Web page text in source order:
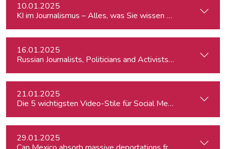
10.01.2025
KI im Journalismus – Alles, was Sie wissen müssen
16.01.2025
Russian Journalists, Politicians and Activists in Europe:
21.01.2025
Die 5 wichtigsten Video-Stile für Social Media
29.01.2025